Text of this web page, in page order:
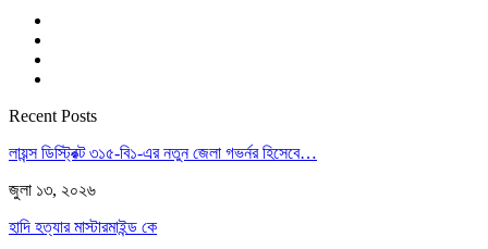
Recent Posts
লায়ন্স ডিস্ট্রিক্ট ৩১৫-বি১-এর নতুন জেলা গভর্নর হিসেবে…
জুলা ১৩, ২০২৬
হাদি হত্যার মাস্টারমাইন্ড কে